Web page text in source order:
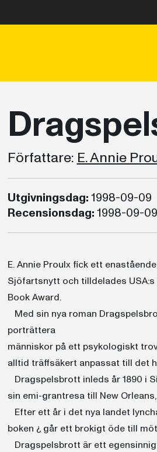
Författare: E. Annie
Utgivningsdag:1998-09-09
Recensionsdag:1998-09-09
E. Annie Proulx fick ett
Sjöfartsnytt och tilldelades
Book Award.
Med sin nya roman
porträttera
människor på ett psykologiskt
alltid träffsäkert anpassat till det
Dragspelsbrott inleds år 1890 i
sin emi-grantresa till New
Efter ett år i det nya landet
boken ¿ går ett brokigt öde till
Dragspelsbrott är ett